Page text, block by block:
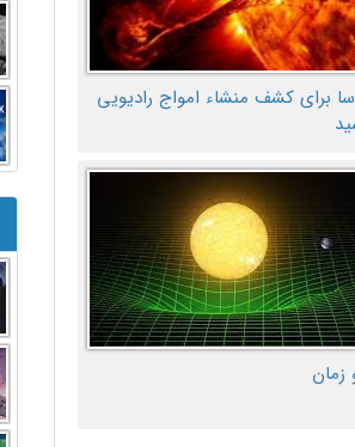
برای کشف منشاء امواج رادیویی
زمان